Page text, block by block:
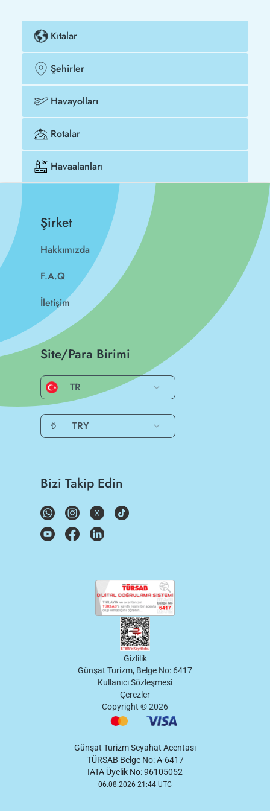
Kıtalar
Şehirler
Havayolları
Rotalar
Havaalanları
Şirket
Hakkımızda
F.A.Q
İletişim
Site/Para Birimi
TR
₺ TRY
Bizi Takip Edin
Gizlilik
Günşat Turizm, Belge No: 6417
Kullanıcı Sözleşmesi
Çerezler
Copyright ©2026
Günşat Turizm Seyahat Acentası
TÜRSAB Belge No: A-6417
IATA Üyelik No: 96105052
06.08.2026 21:44 UTC